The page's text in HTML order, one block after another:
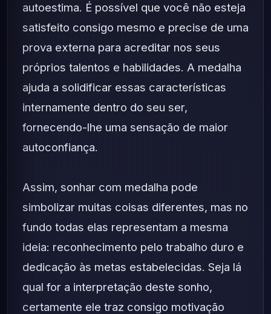
autoestima. É possível que você não esteja
satisfeito consigo mesmo e precise de uma
prova externa para acreditar nos seus
próprios talentos e habilidades. A medalha
ajuda a solidificar essas características
internamente dentro do seu ser,
fornecendo-lhe uma sensação de maior
autoconfiança.
Assim, sonhar com medalha pode
simbolizar muitas coisas diferentes, mas no
fundo todas elas representam a mesma
ideia: reconhecimento pelo trabalho duro e
dedicação às metas estabelecidas. Seja lá
qual for a interpretação deste sonho,
certamente ele traz consigo motivação